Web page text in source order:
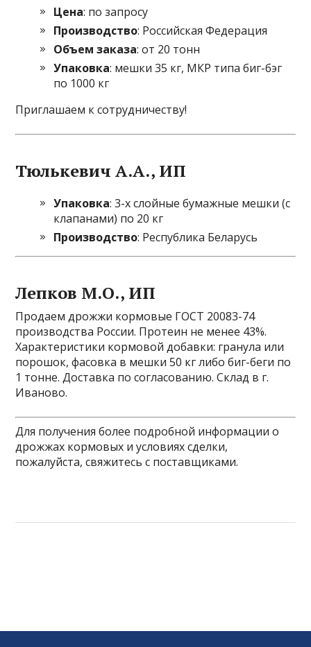
Цена: по запросу
Производство: Российская Федерация
Объем заказа: от 20 тонн
Упаковка: мешки 35 кг, МКР типа биг-бэг
по 1000 кг
Приглашаем к сотрудничеству!
Тюлькевич А.А., ИП
Упаковка: 3-х слойные бумажные мешки (с
клапанами) по 20 кг
Производство: Республика Беларусь
Лепков М.О., ИП
Продаем дрожжи кормовые ГОСТ 20083-74
производства России. Протеин не менее 43%.
Характеристики кормовой добавки: гранула или
порошок, фасовка в мешки 50 кг либо биг-беги по
1 тонне. Доставка по согласованию. Склад в г.
Иваново.
Для получения более подробной информации о
дрожжах кормовых и условиях сделки,
пожалуйста, свяжитесь с поставщиками.